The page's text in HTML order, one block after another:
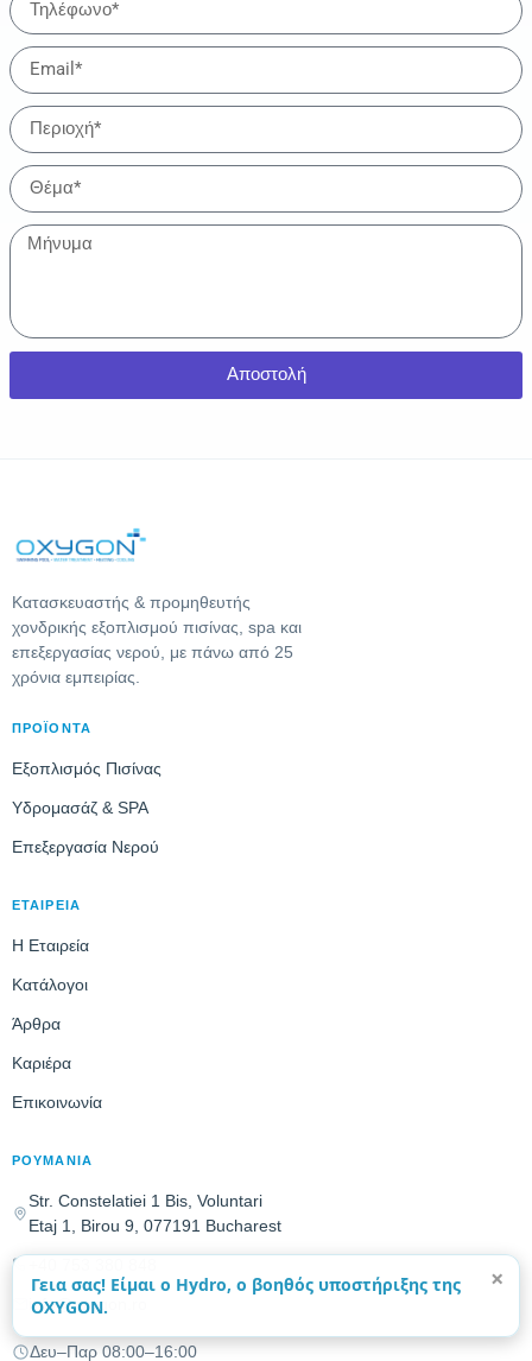
Αποστολή
Κατασκευαστής & προμηθευτής
χονδρικής εξοπλισμού πισίνας, spa και
επεξεργασίας νερού, με πάνω από 25
χρόνια εμπειρίας.
ΠΡΟΪΟΝΤΑ
Εξοπλισμός Πισίνας
Υδρομασάζ & SPA
Επεξεργασία Νερού
ΕΤΑΙΡΕΙΑ
Η Εταιρεία
Κατάλογοι
Άρθρα
Καριέρα
Επικοινωνία
ΡΟΥΜΑΝΙΑ
Str. Constelatiei 1 Bis, Voluntari
Etaj 1, Birou 9, 077191 Bucharest
info@oxygon.ro
Δευ–Παρ 08:00–16:00
×
Γεια σας! Είμαι ο Hydro, ο βοηθός υποστήριξης της
OXYGON.